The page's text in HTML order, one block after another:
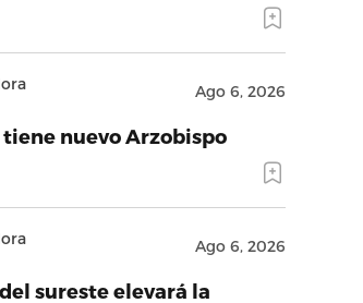
Ago 6, 2026
tiene nuevo Arzobispo
Ago 6, 2026
sureste elevará la